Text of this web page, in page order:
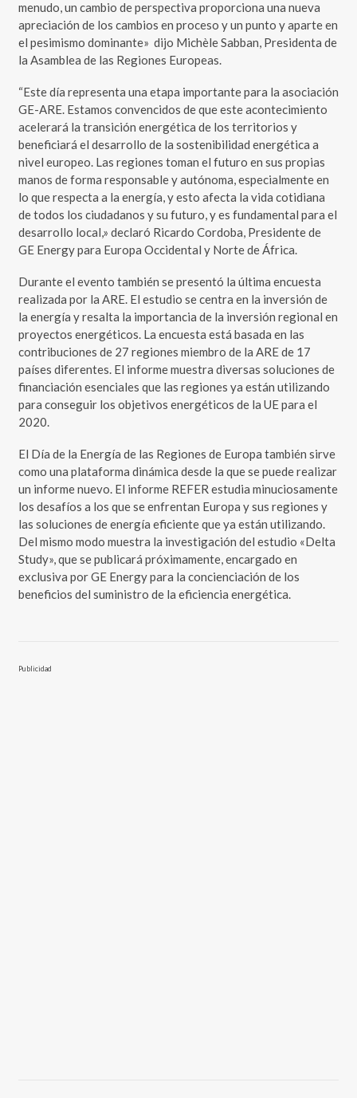
menudo, un cambio de perspectiva proporciona una nueva
apreciación de los cambios en proceso y un punto y aparte en
el pesimismo dominante» dijo Michèle Sabban, Presidenta de
la Asamblea de las Regiones Europeas.
“Este día representa una etapa importante para la asociación
GE-ARE. Estamos convencidos de que este acontecimiento
acelerará la transición energética de los territorios y
beneficiará el desarrollo de la sostenibilidad energética a
nivel europeo. Las regiones toman el futuro en sus propias
manos de forma responsable y autónoma, especialmente en
lo que respecta a la energía, y esto afecta la vida cotidiana
de todos los ciudadanos y su futuro, y es fundamental para el
desarrollo local,» declaró Ricardo Cordoba, Presidente de
GE Energy para Europa Occidental y Norte de África.
Durante el evento también se presentó la última encuesta
realizada por la ARE. El estudio se centra en la inversión de
la energía y resalta la importancia de la inversión regional en
proyectos energéticos. La encuesta está basada en las
contribuciones de 27 regiones miembro de la ARE de 17
países diferentes. El informe muestra diversas soluciones de
financiación esenciales que las regiones ya están utilizando
para conseguir los objetivos energéticos de la UE para el
2020.
El Día de la Energía de las Regiones de Europa también sirve
como una plataforma dinámica desde la que se puede realizar
un informe nuevo. El informe REFER estudia minuciosamente
los desafíos a los que se enfrentan Europa y sus regiones y
las soluciones de energía eficiente que ya están utilizando.
Del mismo modo muestra la investigación del estudio «Delta
Study», que se publicará próximamente, encargado en
exclusiva por GE Energy para la concienciación de los
beneficios del suministro de la eficiencia energética.
Publicidad